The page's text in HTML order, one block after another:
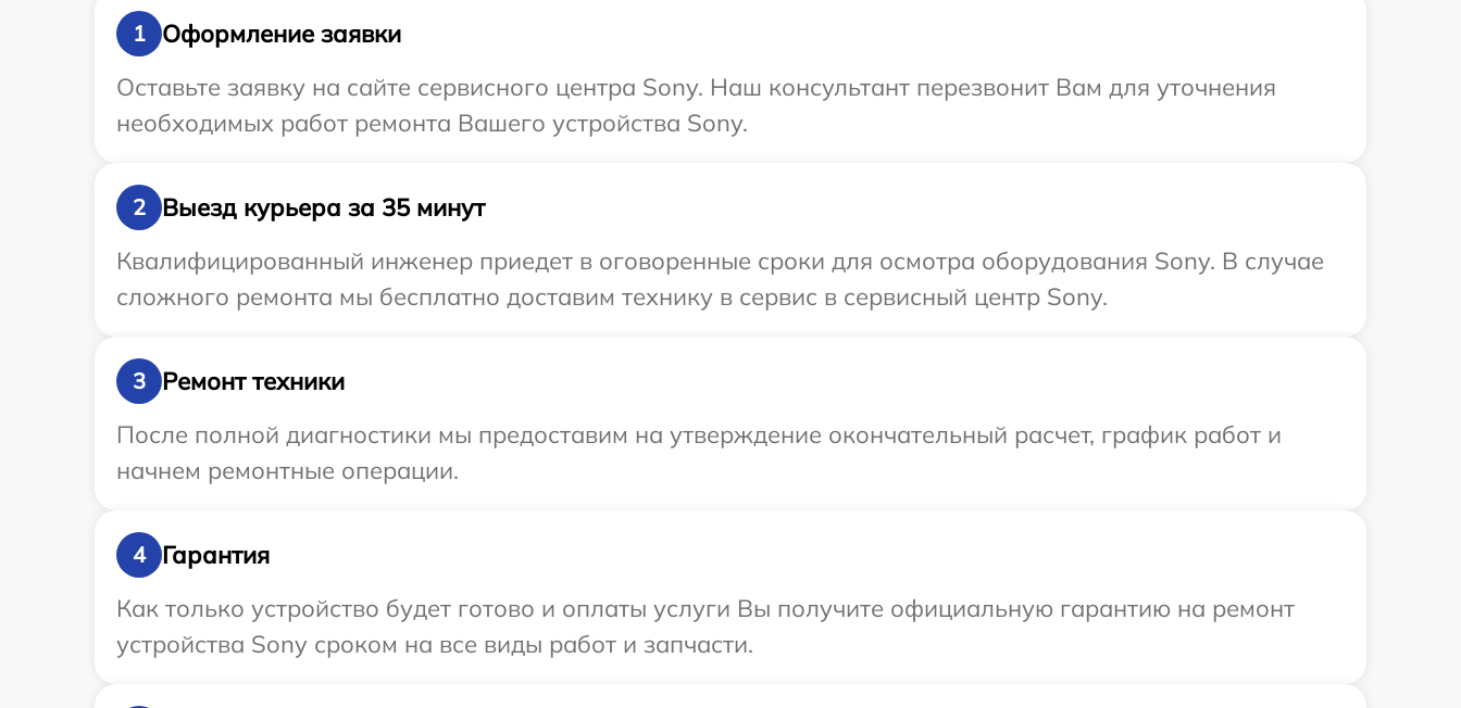
1
Оформление заявки
Оставьте заявку на сайте сервисного центра Sony. Наш консультант перезвонит Вам для уточнения
необходимых работ ремонта Вашего устройства Sony.
2
Выезд курьера за 35 минут
Квалифицированный инженер приедет в оговоренные сроки для осмотра оборудования Sony. В случае
сложного ремонта мы бесплатно доставим технику в сервис в сервисный центр Sony.
3
Ремонт техники
После полной диагностики мы предоставим на утверждение окончательный расчет, график работ и
начнем ремонтные операции.
4
Гарантия
Как только устройство будет готово и оплаты услуги Вы получите официальную гарантию на ремонт
устройства Sony сроком на все виды работ и запчасти.